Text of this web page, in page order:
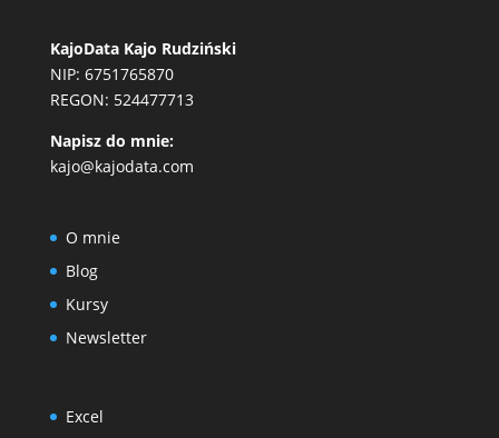
KajoData Kajo Rudziński
NIP: 6751765870
REGON: 524477713
Napisz do mnie:
kajo@kajodata.com
O mnie
Blog
Kursy
Newsletter
Excel